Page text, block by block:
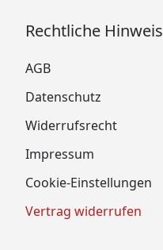
Rechtliche
AGB
Datenschutz
Widerrufsrecht
Impressum
Cookie-Einstellungen
Vertrag widerrufen